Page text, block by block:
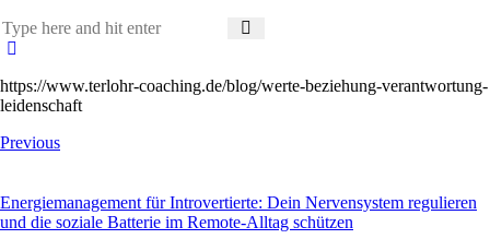
https://www.terlohr-coaching.de/blog/werte-beziehung-verantwortung-
leidenschaft
Beitragsnavigation
Previous
Energiemanagement für Introvertierte: Dein Nervensystem regulieren
und die soziale Batterie im Remote-Alltag schützen